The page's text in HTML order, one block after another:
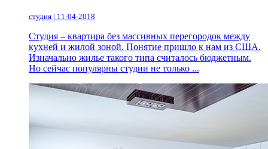
студия | 11-04-2018
Студия – квартира без массивных перегородок между
кухней и жилой зоной. Понятие пришло к нам из США.
Изначально жилье такого типа считалось бюджетным.
Но сейчас популярны студии не только ...